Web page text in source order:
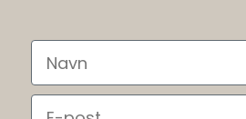
Navn
Email